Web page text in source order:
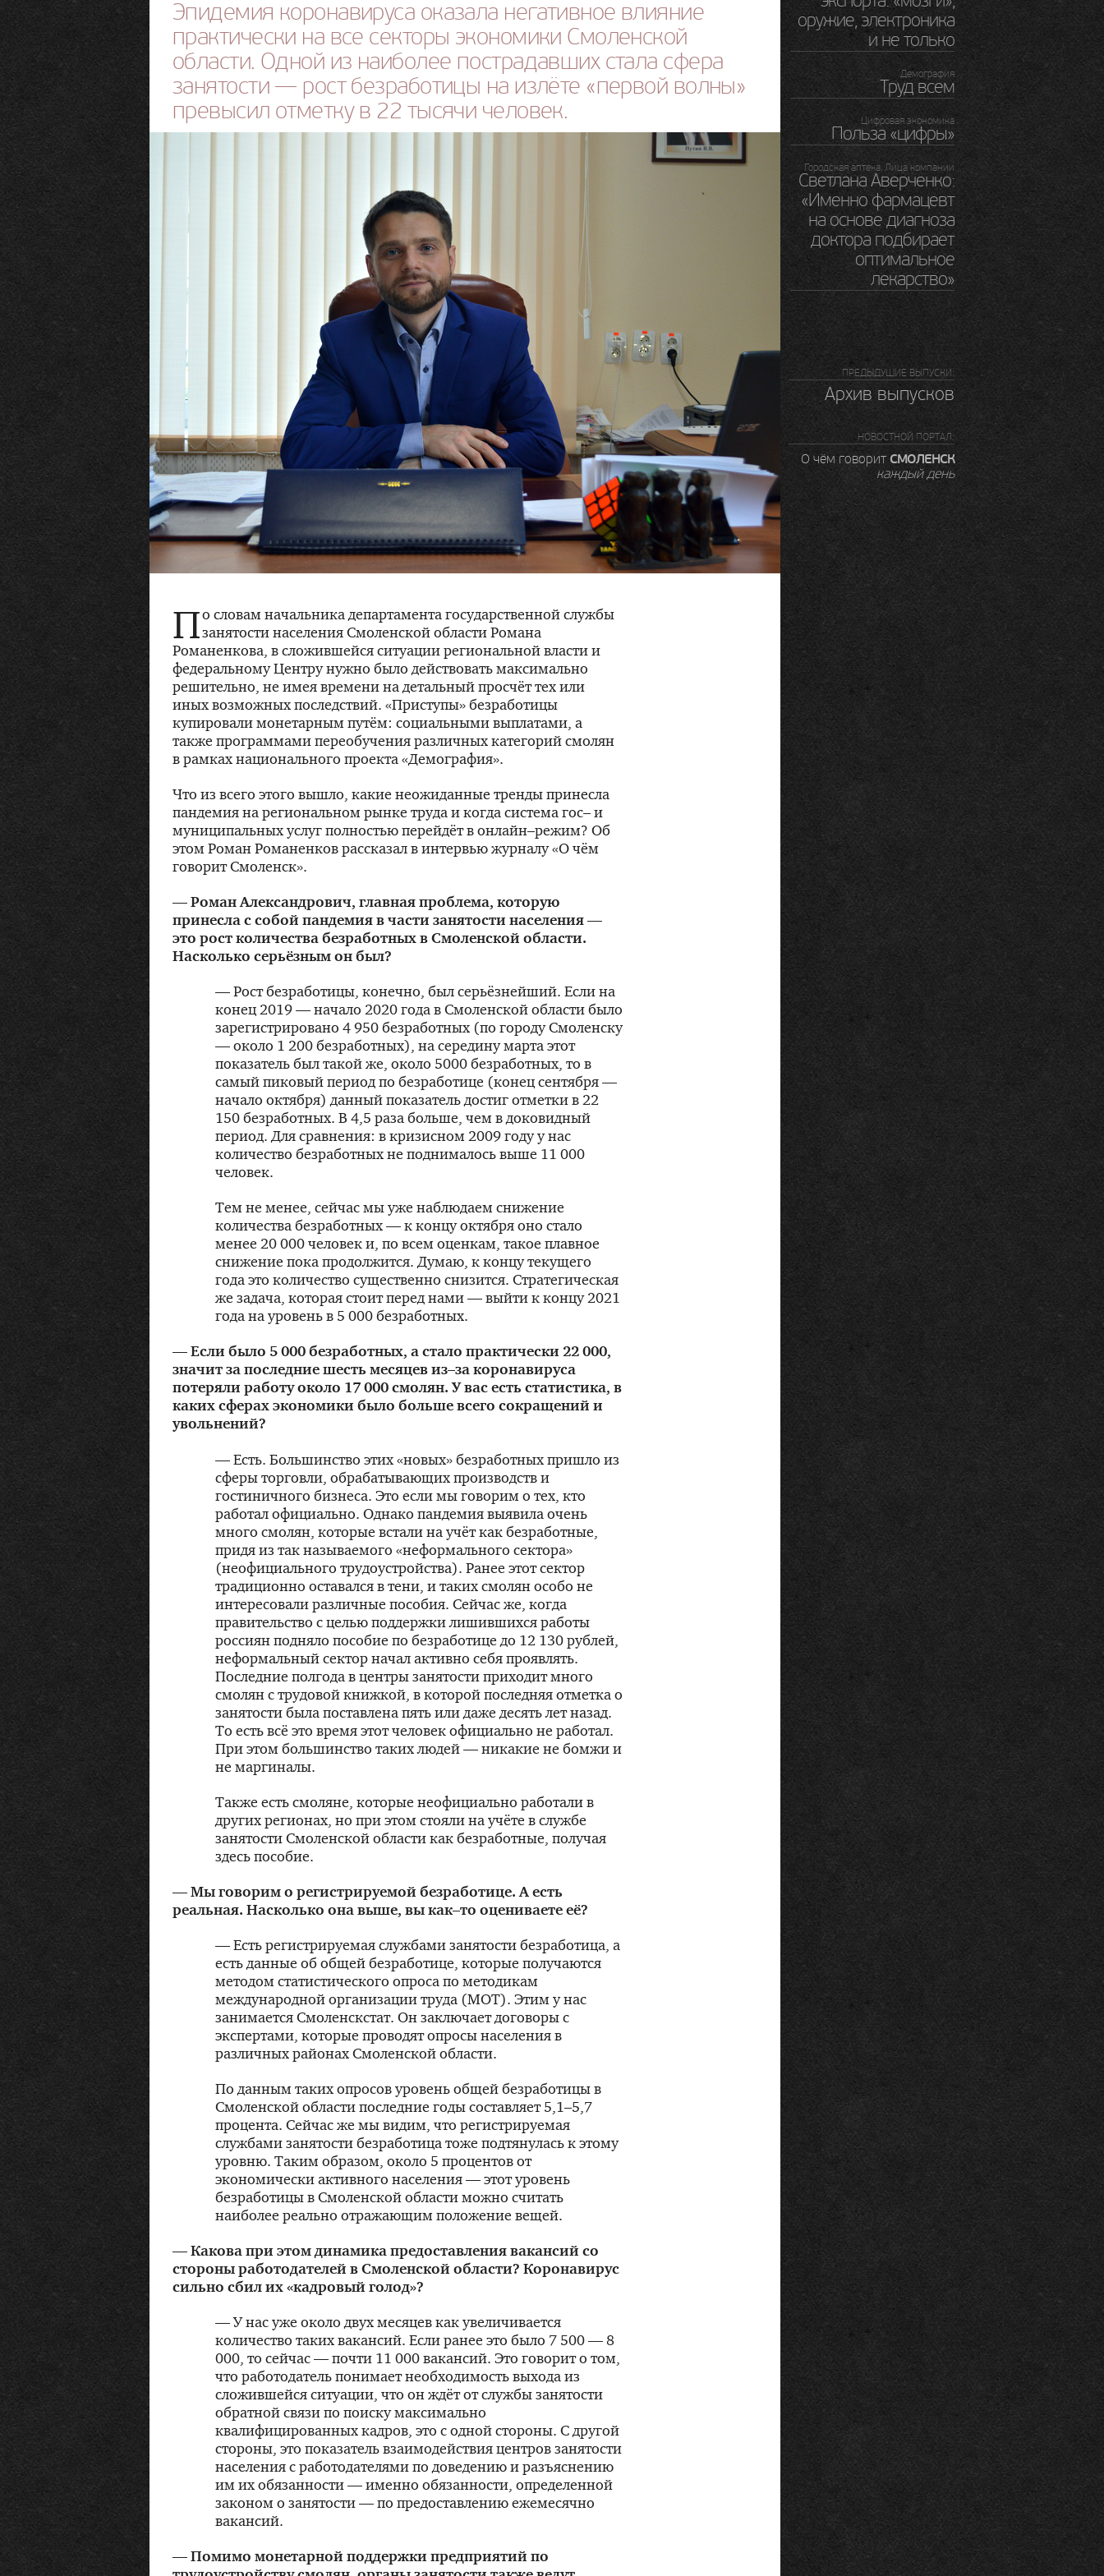
Эпидемия коронавируса оказала негативное влияние
практически на все секторы экономики Смоленской
области. Одной из наиболее пострадавших стала сфера
занятости — рост безработицы на излёте «первой волны»
превысил отметку в 22 тысячи человек.
По словам начальника департамента государственной службы
занятости населения Смоленской области Романа
Романенкова, в сложившейся ситуации региональной власти и
федеральному Центру нужно было действовать максимально
решительно, не имея времени на детальный просчёт тех или
иных возможных последствий. «Приступы» безработицы
купировали монетарным путём: социальными выплатами, а
также программами переобучения различных категорий смолян
в рамках национального проекта «Демография».
Что из всего этого вышло, какие неожиданные тренды принесла
пандемия на региональном рынке труда и когда система гос– и
муниципальных услуг полностью перейдёт в онлайн–режим? Об
этом Роман Романенков рассказал в интервью журналу «О чём
говорит Смоленск».
— Роман Александрович, главная проблема, которую
принесла с собой пандемия в части занятости населения —
это рост количества безработных в Смоленской области.
Насколько серьёзным он был?
— Рост безработицы, конечно, был серьёзнейший. Если на
конец 2019 — начало 2020 года в Смоленской области было
зарегистрировано 4 950 безработных (по городу Смоленску
— около 1 200 безработных), на середину марта этот
показатель был такой же, около 5000 безработных, то в
самый пиковый период по безработице (конец сентября —
начало октября) данный показатель достиг отметки в 22
150 безработных. В 4,5 раза больше, чем в доковидный
период. Для сравнения: в кризисном 2009 году у нас
количество безработных не поднималось выше 11 000
человек.
Тем не менее, сейчас мы уже наблюдаем снижение
количества безработных — к концу октября оно стало
менее 20 000 человек и, по всем оценкам, такое плавное
снижение пока продолжится. Думаю, к концу текущего
года это количество существенно снизится. Стратегическая
же задача, которая стоит перед нами — выйти к концу 2021
года на уровень в 5 000 безработных.
— Если было 5 000 безработных, а стало практически 22 000,
значит за последние шесть месяцев из–за коронавируса
потеряли работу около 17 000 смолян. У вас есть статистика, в
каких сферах экономики было больше всего сокращений и
увольнений?
— Есть. Большинство этих «новых» безработных пришло из
сферы торговли, обрабатывающих производств и
гостиничного бизнеса. Это если мы говорим о тех, кто
работал официально. Однако пандемия выявила очень
много смолян, которые встали на учёт как безработные,
придя из так называемого «неформального сектора»
(неофициального трудоустройства). Ранее этот сектор
традиционно оставался в тени, и таких смолян особо не
интересовали различные пособия. Сейчас же, когда
правительство с целью поддержки лишившихся работы
россиян подняло пособие по безработице до 12 130 рублей,
неформальный сектор начал активно себя проявлять.
Последние полгода в центры занятости приходит много
смолян с трудовой книжкой, в которой последняя отметка о
занятости была поставлена пять или даже десять лет назад.
То есть всё это время этот человек официально не работал.
При этом большинство таких людей — никакие не бомжи и
не маргиналы.
Также есть смоляне, которые неофициально работали в
других регионах, но при этом стояли на учёте в службе
занятости Смоленской области как безработные, получая
здесь пособие.
— Мы говорим о регистрируемой безработице. А есть
реальная. Насколько она выше, вы как–то оцениваете её?
— Есть регистрируемая службами занятости безработица, а
есть данные об общей безработице, которые получаются
методом статистического опроса по методикам
международной организации труда (МОТ). Этим у нас
занимается Смоленскстат. Он заключает договоры с
экспертами, которые проводят опросы населения в
различных районах Смоленской области.
По данным таких опросов уровень общей безработицы в
Смоленской области последние годы составляет 5,1–5,7
процента. Сейчас же мы видим, что регистрируемая
службами занятости безработица тоже подтянулась к этому
уровню. Таким образом, около 5 процентов от
экономически активного населения — этот уровень
безработицы в Смоленской области можно считать
наиболее реально отражающим положение вещей.
— Какова при этом динамика предоставления вакансий со
стороны работодателей в Смоленской области? Коронавирус
сильно сбил их «кадровый голод»?
— У нас уже около двух месяцев как увеличивается
количество таких вакансий. Если ранее это было 7 500 — 8
000, то сейчас — почти 11 000 вакансий. Это говорит о том,
что работодатель понимает необходимость выхода из
сложившейся ситуации, что он ждёт от службы занятости
обратной связи по поиску максимально
квалифицированных кадров, это с одной стороны. С другой
стороны, это показатель взаимодействия центров занятости
населения с работодателями по доведению и разъяснению
им их обязанности — именно обязанности, определенной
законом о занятости — по предоставлению ежемесячно
вакансий.
— Помимо монетарной поддержки предприятий по
оружие, электроника
и не только
Демография
Труд всем
Цифровая экономика
Польза «цифры»
Городская аптека. Лица компании
Светлана Аверченко:
«Именно фармацевт
на основе диагноза
доктора подбирает
оптимальное
лекарство»
ПРЕДЫДУШИЕ ВЫПУСКИ:
Архив выпусков
НОВОСТНОЙ ПОРТАЛ:
О чём говорит СМОЛЕНСК
каждый день